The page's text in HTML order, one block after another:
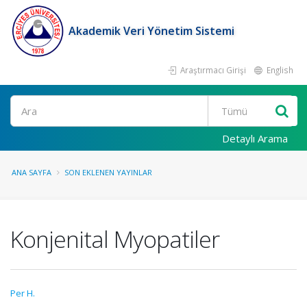
Akademik Veri Yönetim Sistemi
Araştırmacı Girişi English
Ara
Detaylı Arama
ANA SAYFA SON EKLENEN YAYINLAR
Konjenital Myopatiler
Per H.